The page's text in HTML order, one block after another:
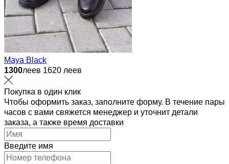
Maya Black
1300леев 1620 леев
Покупка в один клик
Чтобы оформить заказ, заполните форму. В течение пары
часов с вами свяжется менеджер и уточнит детали
заказа, а также время доставки
Введите имя